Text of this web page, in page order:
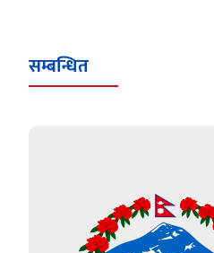
सम्बन्धित